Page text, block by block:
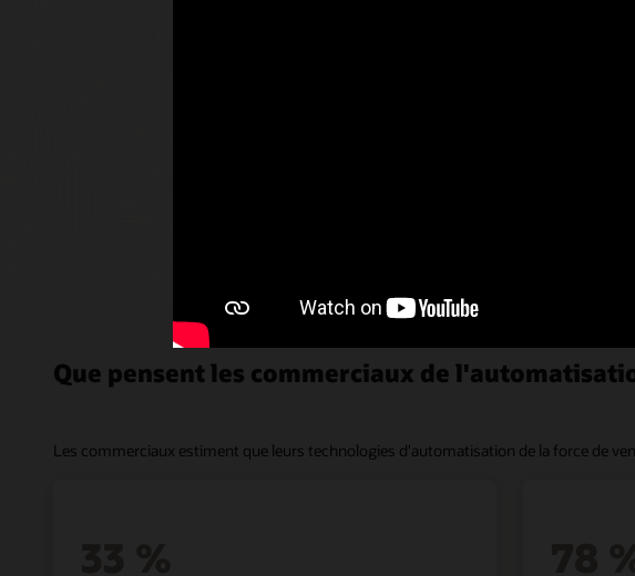
Que pensent les commerciaux de
Les commerciaux estiment que leurs technologies d'automatisation de la force de